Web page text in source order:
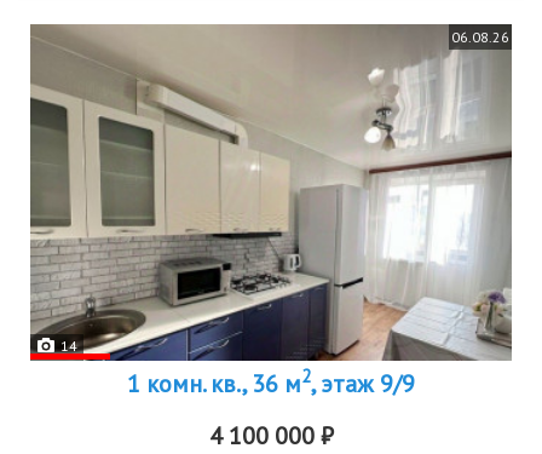
06.08.26
14
1 комн. кв., 36 м2, этаж 9/9
4 100 000 ₽